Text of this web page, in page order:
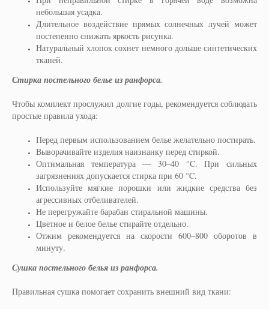
небольшая усадка.
Длительное воздействие прямых солнечных лучей может
постепенно снижать яркость рисунка.
Натуральный хлопок сохнет немного дольше синтетических
тканей.
Стирка постельного белье из ранфорса.
Чтобы комплект прослужил долгие годы, рекомендуется соблюдать
простые правила ухода:
Перед первым использованием белье желательно постирать.
Выворачивайте изделия наизнанку перед стиркой.
Оптимальная температура — 30–40 °C. При сильных
загрязнениях допускается стирка при 60 °C.
Используйте мягкие порошки или жидкие средства без
агрессивных отбеливателей.
Не перегружайте барабан стиральной машины.
Цветное и белое белье стирайте отдельно.
Отжим рекомендуется на скорости 600–800 оборотов в
минуту.
Сушка постельного белья из ранфорса.
Правильная сушка помогает сохранить внешний вид ткани: